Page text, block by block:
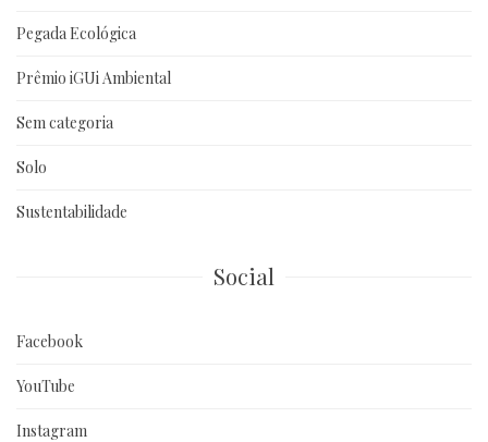
Pegada Ecológica
Prêmio iGUi Ambiental
Sem categoria
Solo
Sustentabilidade
Social
Facebook
YouTube
Instagram